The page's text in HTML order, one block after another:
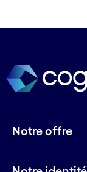
Notre offre